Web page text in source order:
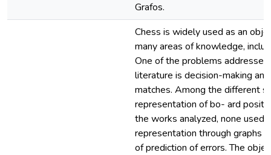
Grafos.
Chess is widely used as an
many areas of knowledge,
One of the problems
literature is decision-making
matches. Among the different
representation of bo- ard
the works analyzed, none used
representation through graphs
of prediction of errors. The